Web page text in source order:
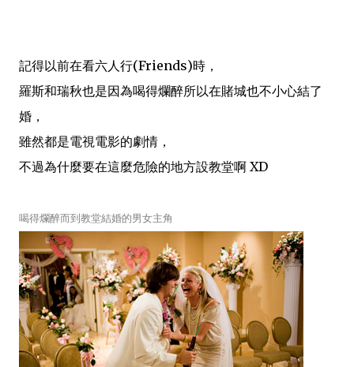
記得以前在看六人行(Friends)時 ，
羅斯和瑞秋也是因為喝得爛醉所以在賭城也不小心結了
婚 ，
雖然都是電視電影的劇情 ，
不過為什麼要在這麼危險的地方設教堂啊 XD
喝得爛醉而到教堂結婚的男女主角